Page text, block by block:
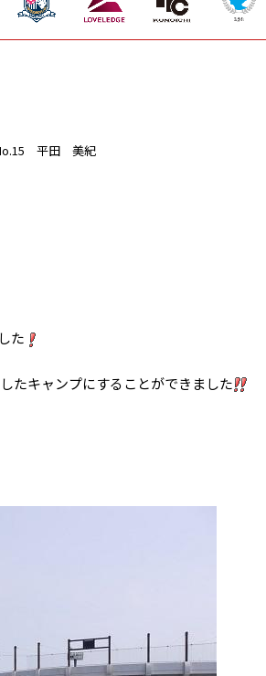
平田 美紀
た
たキャンプにすることができました